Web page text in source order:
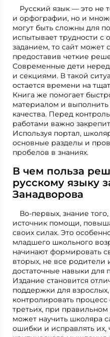
Русский язык — это не
и орфографии, но и
могут быть сложны для
испытывает трудности
заданием, то сайт может
предоставив четкие
Современные дети
и секциями. В такой
остается времени на
Книга же помогает
материалом и
качества. Перед
работами важно
Используя портал,
основные разделы и
пробелов в знаниях.
В чем польза
русскому языку
Занадворова
Во-первых, знание
источник помощи,
своих силах. Это
младшего школьного
начинают формировать
вторых, не все
достаточные навыки
Издание становится
поддержки для
контролировать
третьих, при
может научить школяра
ошибки и исправлять их,